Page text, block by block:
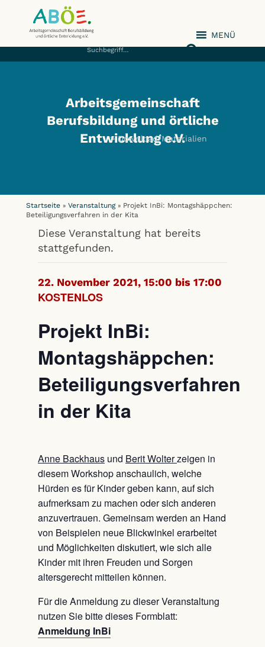
Download/Materialien
MENÜ
Arbeitsgemeinschaft
Berufsbildung und örtliche
Entwicklung e.V.
Startseite » Veranstaltung» Projekt InBi: Montagshäppchen:
Beteiligungsverfahren in der Kita
Diese Veranstaltung hat bereits
stattgefunden.
22. November 2021, 15:00 bis 17:00
KOSTENLOS
Projekt InBi:
Montagshäppchen:
Beteiligungsverfahren
in der Kita
Anne Backhaus und Berit Wolterzeigen in
diesem Workshop anschaulich, welche
Hürden es für Kinder geben kann, auf sich
aufmerksam zu machen oder sich anderen
anzuvertrauen. Gemeinsam werden an Hand
von Beispielen neue Blickwinkel erarbeitet
und Möglichkeiten diskutiert, wie sich alle
Kinder mit ihren Freuden und Sorgen
altersgerecht mitteilen können.
Für die Anmeldung zu dieser Veranstaltung
nutzen Sie bitte dieses Formblatt:
Anmeldung InBi